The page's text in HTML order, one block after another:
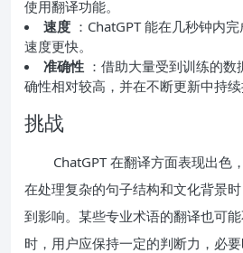
使用翻译功能。
速度 ：ChatGPT 能在几秒钟内
速度更快。
准确性 ：借助大量受到训练的
确性相对较高，并在不断更新中持续
挑战
ChatGPT 在翻译方面表现出色
在处理复杂的句子结构和文化背景
到影响。某些专业术语的翻译也可
时，用户应保持一定的判断力，必